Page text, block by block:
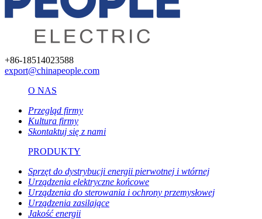
+86-18514023588
export@chinapeople.com
O NAS
Przegląd firmy
Kultura firmy
Skontaktuj się z nami
PRODUKTY
Sprzęt do dystrybucji energii pierwotnej i wtórnej
Urządzenia elektryczne końcowe
Urządzenia do sterowania i ochrony przemysłowej
Urządzenia zasilające
Jakość energii